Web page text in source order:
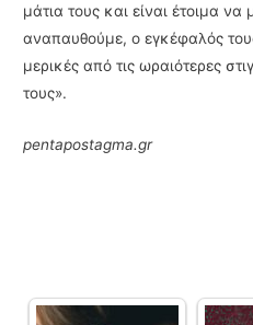
μάτια τους και είναι έτοιμα
αναπαυθούμε, ο εγκέφαλός
μερικές από τις ωραιότερες
τους».
pentapostagma.gr